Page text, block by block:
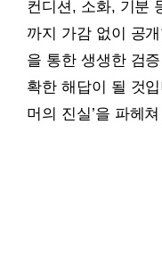
컨디션, 소화, 기분
까지 가감 없이 공
을 통한 생생한 검
확한 해답이 될 것
머의 진실’을 파헤